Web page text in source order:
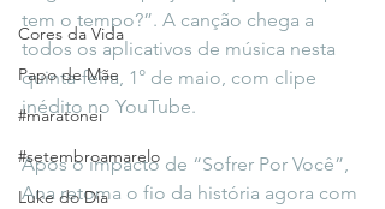
Cores da Vida
Papo de Mãe
#maratonei
#setembroamarelo
Luke do Dia
tem o tempo?”. A canção chega a
todos os aplicativos de música nesta
quinta-feira, 1° de maio, com clipe
inédito no YouTube.
Após o impacto de “Sofrer Por Você”,
Ana retoma o fio da história agora com